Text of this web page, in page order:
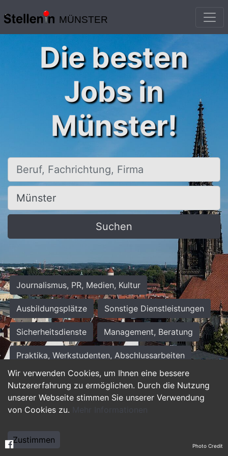
MÜNSTER
Wir verwenden Cookies, um Ihnen eine bessere
Nutzererfahrung zu ermöglichen. Durch die Nutzung
unserer Webseite stimmen Sie unserer Verwendung
von Cookies zu. Mehr Informationen
Zustimmen
Die besten
Jobs in
Münster!
Beruf, Fachrichtung, Firma
Ort, Stadt
Suchen
Journalismus, PR, Medien, Kultur
Ausbildungsplätze Sonstige Dienstleistungen
Sicherheitsdienste Management, Beratung
Praktika, Werkstudenten, Abschlussarbeiten
Personalwesen Assistenz, Sekretariat
Hilfskräfte, Aushilfs- und Nebenjobs
Weiterbildung, Studium, duale Ausbildung Photo Credit